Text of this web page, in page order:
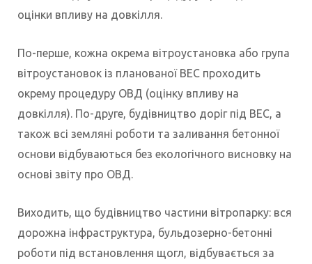
оцінки впливу на довкілля.
По-перше, кожна окрема вітроустановка або група
вітроустановок із планованої ВЕС проходить
окрему процедуру ОВД (оцінку впливу на
довкілля). По-друге, будівництво доріг під ВЕС, а
також всі земляні роботи та заливання бетонної
основи відбуваються без екологічного висновку на
основі звіту про ОВД.
Виходить, що будівництво частини вітропарку: вся
дорожна інфраструктура, бульдозерно-бетонні
роботи під встановлення щогл, відбувається за